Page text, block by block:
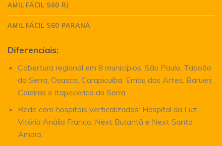
AMIL FÁCIL S60 RJ
AMIL FÁCIL S60 PARANÁ
Diferenciais:
Cobertura regional em 8 municípios: São Paulo, Taboão
da Serra, Osasco, Carapicuíba, Embu das Artes, Barueri,
Caieiras e Itapecerica da Serra.
Rede com hospitais verticalizados: Hospital da Luz,
Vitória Anália Franco, Next Butantã e Next Santo
Amaro.